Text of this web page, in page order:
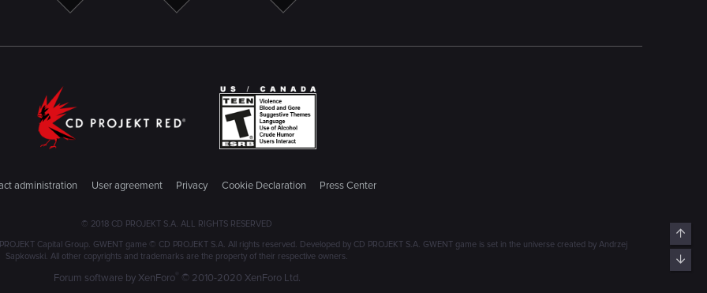
administration User agreement Privacy Cookie Declaration Press Center
© 2018 CD PROJEKT S.A. ALL RIGHTS RESERVED
Capital Group. GWENT game © CD PROJEKT S.A. All rights reserved. Developed by CD PROJEKT S.A. GWENT game is set in the universe created by Andrzej
Sapkowski. All other copyrights and trademarks are the property of their respective owners.
Forum software by XenForo ® © 2010-2020 XenForo Ltd.
Top